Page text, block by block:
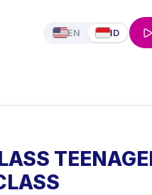
EN ID